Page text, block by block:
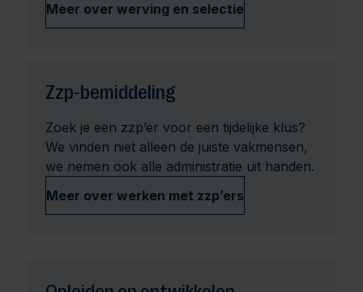
Meer over werving en selectie
Zzp-bemiddeling
Zoek je een zzp’er voor een tijdelijke klus?
We vinden niet alleen de juiste vakmensen,
we nemen ook alle administratie uit handen.
Meer over werken met zzp’ers